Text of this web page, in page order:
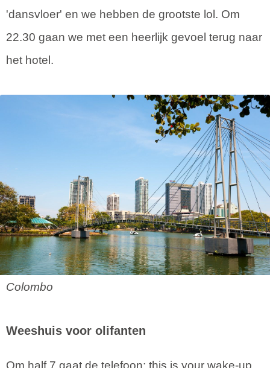
'dansvloer' en we hebben de grootste lol. Om
22.30 gaan we met een heerlijk gevoel terug naar
het hotel.
Colombo
Weeshuis voor olifanten
Om half 7 gaat de telefoon: this is your wake-up